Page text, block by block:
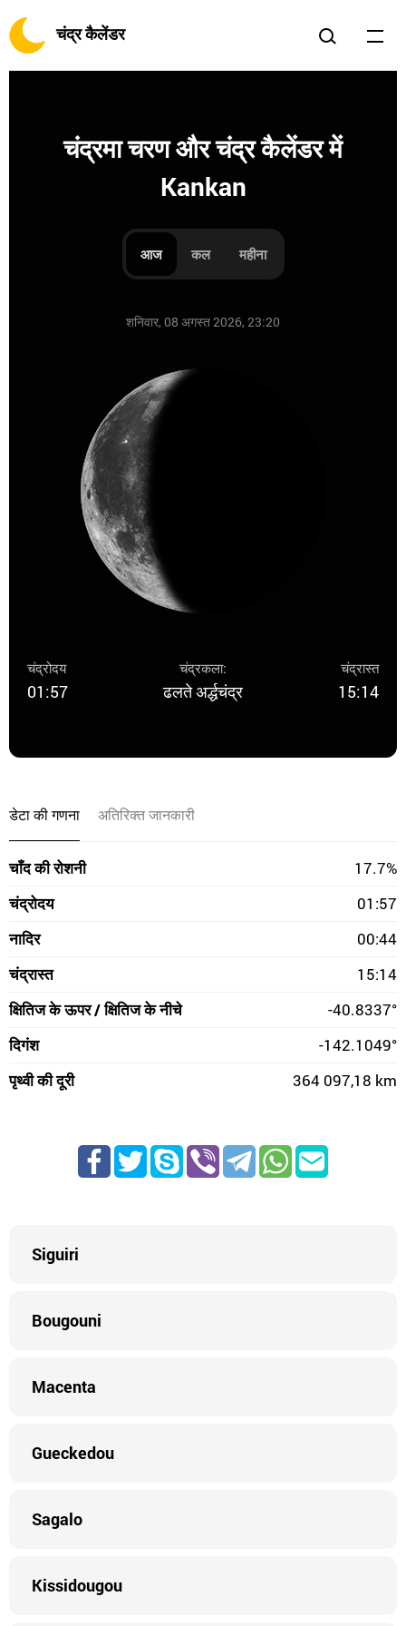
चंद्र कैलेंडर
चंद्रमा चरण और चंद्र कैलेंडर में
Kankan
आज कल महीना
शनिवार, 08 अगस्त 2026, 23:20
चंद्रोदय
01:57
चंद्रकला:
ढलते अर्द्धचंद्र
चंद्रास्त
15:14
डेटा की गणना अतिरिक्त जानकारी
चाँद की रोशनी
17.7%
चंद्रोदय
01:57
नादिर
00:44
चंद्रास्त
15:14
क्षितिज के ऊपर / क्षितिज के नीचे
-40.8337°
दिगंश
-142.1049°
पृथ्वी की दूरी
364 097,18 km
Siguiri
Bougouni
Macenta
Gueckedou
Sagalo
Kissidougou